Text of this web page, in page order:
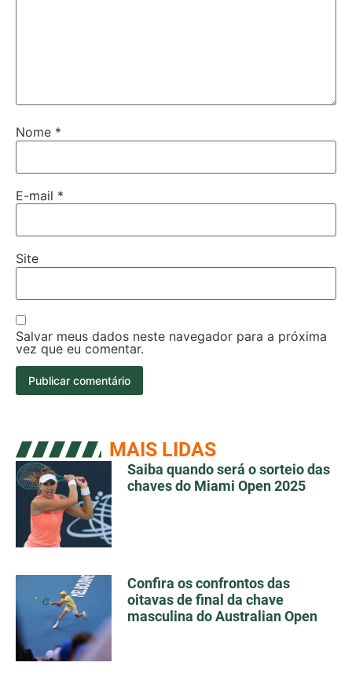
Nome *
E-mail *
Site
Salvar meus dados neste navegador para a próxima
vez que eu comentar.
MAIS LIDAS
Saiba quando será o sorteio das
chaves do Miami Open 2025
Confira os confrontos das
oitavas de final da chave
masculina do Australian Open